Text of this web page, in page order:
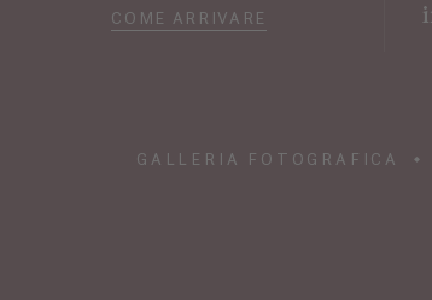
COME ARRIVARE
GALLERIA FOTOGRAFICA